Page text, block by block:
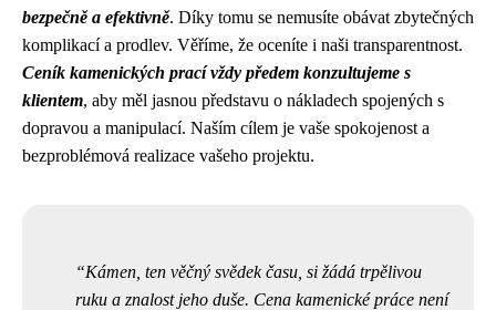
bezpečně a efektivně. Díky tomu se nemusíte obávat zbytečných
komplikací a prodlev. Věříme, že oceníte i naši transparentnost.
Ceník kamenických prací vždy předem konzultujeme s
klientem, aby měl jasnou představu o nákladech spojených s
dopravou a manipulací. Naším cílem je vaše spokojenost a
bezproblémová realizace vašeho projektu.
Kámen, ten věčný svědek času, si žádá trpělivou
ruku a znalost jeho duše. Cena kamenické práce není